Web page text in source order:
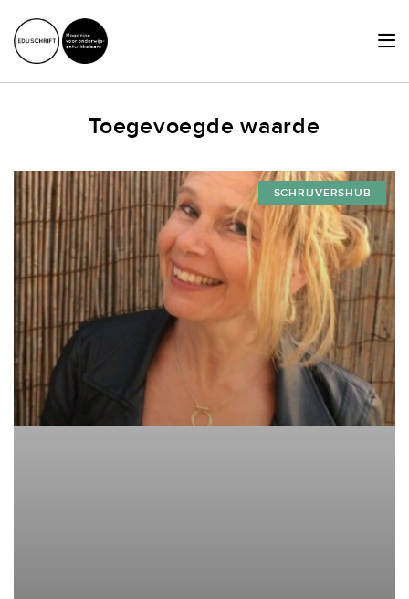
SCHRIJVERSHUB
ACHTERGRONDEN
JURIDISCHE ZAKEN
OVER ONS
LID WORDEN
Toegevoegde waarde
SCHRIJVERSHUB